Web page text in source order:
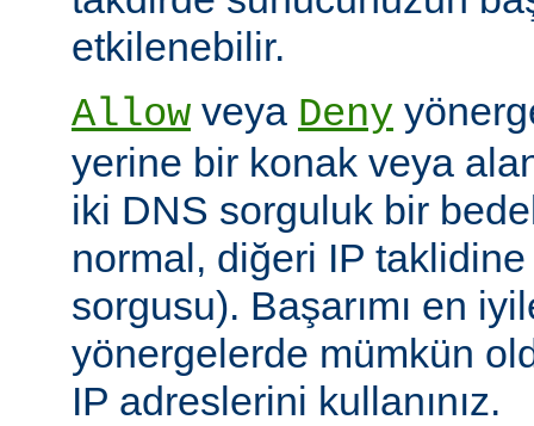
etkilenebilir.
Allow veya Deny
yerine bir konak veya
iki DNS sorguluk bir
normal, diğeri IP taklidine
sorgusu). Başarımı en
yönergelerde mümkün
IP adreslerini kullanınız.